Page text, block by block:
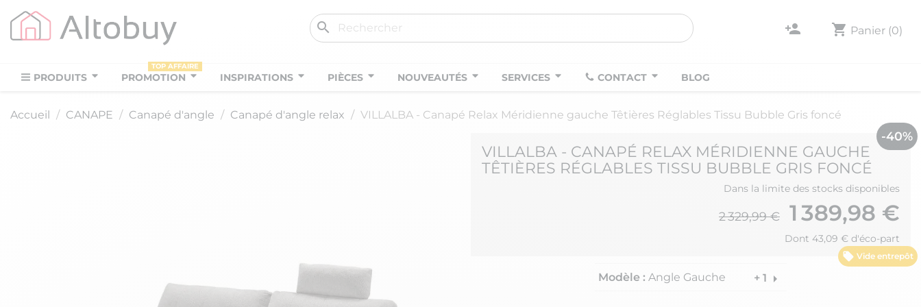
search person_add shopping_cart Panier (0)
PRODUITS PROMOTION
TOP AFFAIRE
INSPIRATIONS PIÈCES NOUVEAUTÉS SERVICES CONTACT BLOG
Accueil CANAPE Canapé d'angle Canapé d'angle relax VILLALBA - Canapé Relax Méridienne gauche Têtières Réglables Tissu Bubble Gris foncé
Vide entrepôt
-40%
VILLALBA - CANAPÉ RELAX MÉRIDIENNE GAUCHE
TÊTIÈRES RÉGLABLES TISSU BUBBLE GRIS FONCÉ
Dans la limite des stocks disponibles
2 329,99 € 1 389,98 €
Dont 43,09 € d'éco-part
Modèle : Angle Gauche + 1 arrow_right